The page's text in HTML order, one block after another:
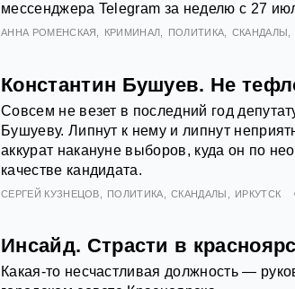
мессенджера Telegram за неделю с 27
АННА РОМЕНСКАЯ КРИМИНАЛ ПОЛИТИКА СКАНДАЛЫ
Константин Бушуев. Не
Совсем не везет в последний год
Бушуеву. Липнут к нему и липнут
аккурат накануне выборов, куда он по
качестве кандидата.
СЕРГЕЙ КУЗНЕЦОВ ПОЛИТИКА СКАНДАЛЫ ИРКУТСК
Инсайд. Страсти в
Какая-то несчастливая должность —